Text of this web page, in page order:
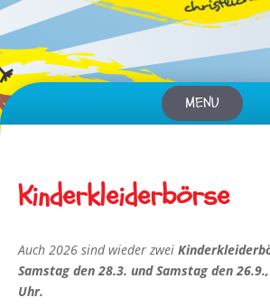
MENU
Skip
Kinderkleiderbörse
Auch 2026 sind wieder zwei
Samstag den 28.3. und Samstag den
Uhr.